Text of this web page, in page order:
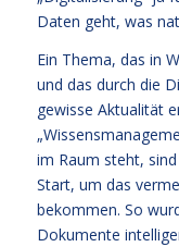
Daten geht, was
Ein Thema, das in
und das durch die
gewisse Aktualität
im Raum steht,
Start, um das
bekommen. So
Dokumente